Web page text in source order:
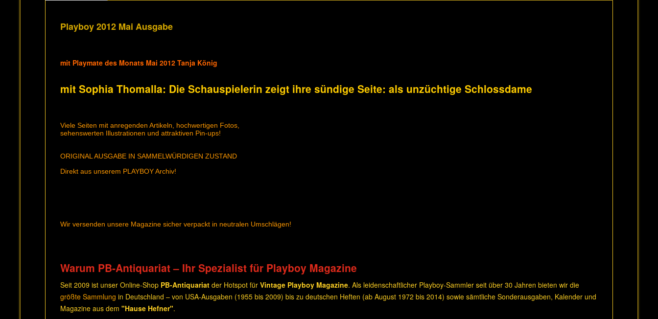
Playboy 2012 Mai Ausgabe
mit Playmate des Monats Mai 2012 Tanja König
mit Sophia Thomalla: Die Schauspielerin zeigt ihre sündige Seite: als unzüchtige Schlossdame
Viele Seiten mit anregenden Artikeln, hochwertigen Fotos,
sehenswerten Illustrationen und attraktiven Pin-ups!
ORIGINAL AUSGABE IN SAMMELWÜRDIGEN ZUSTAND
Direkt aus unserem PLAYBOY Archiv!
Wir versenden unsere Magazine sicher verpackt in neutralen Umschlägen!
Warum PB-Antiquariat – Ihr Spezialist für Playboy Magazine
Seit 2009 ist unser Online-Shop PB-Antiquariat der Hotspot für Vintage Playboy Magazine. Als leidenschaftlicher Playboy-Sammler seit über 30 Jahren bieten wir die
größte Sammlung in Deutschland – von USA-Ausgaben (1955 bis 2009) bis zu deutschen Heften (ab August 1972 bis 2014) sowie sämtliche Sonderausgaben, Kalender und
Magazine aus dem "Hause Hefner".